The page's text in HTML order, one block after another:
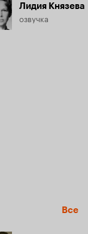
Лидия Князева
озвучка
Все